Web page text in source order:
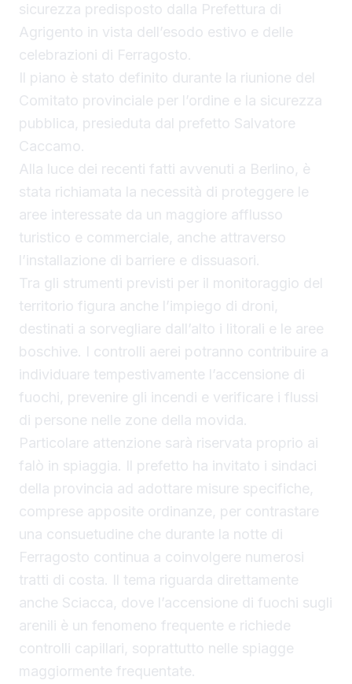
sicurezza predisposto dalla Prefettura di
Agrigento in vista dell’esodo estivo e delle
celebrazioni di Ferragosto.
Il piano è stato definito durante la riunione del
Comitato provinciale per l’ordine e la sicurezza
pubblica, presieduta dal prefetto Salvatore
Caccamo.
Alla luce dei recenti fatti avvenuti a Berlino, è
stata richiamata la necessità di proteggere le
aree interessate da un maggiore afflusso
turistico e commerciale, anche attraverso
l’installazione di barriere e dissuasori.
Tra gli strumenti previsti per il monitoraggio del
territorio figura anche l’impiego di droni,
destinati a sorvegliare dall’alto i litorali e le aree
boschive. I controlli aerei potranno contribuire a
individuare tempestivamente l’accensione di
fuochi, prevenire gli incendi e verificare i flussi
di persone nelle zone della movida.
Particolare attenzione sarà riservata proprio ai
falò in spiaggia. Il prefetto ha invitato i sindaci
della provincia ad adottare misure specifiche,
comprese apposite ordinanze, per contrastare
una consuetudine che durante la notte di
Ferragosto continua a coinvolgere numerosi
tratti di costa. Il tema riguarda direttamente
anche Sciacca, dove l’accensione di fuochi sugli
arenili è un fenomeno frequente e richiede
controlli capillari, soprattutto nelle spiagge
maggiormente frequentate.